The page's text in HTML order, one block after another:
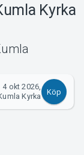
Kyrka
4 okt 2026,
Kyrka
Köp